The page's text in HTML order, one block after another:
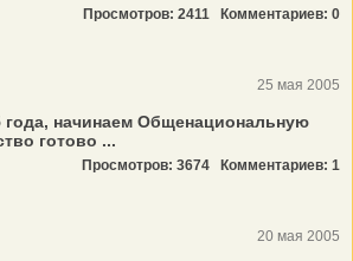
Просмотров: 2411 Комментариев: 0
25 мая 2005
года, начинаем Общенациональную
готово ...
Просмотров: 3674 Комментариев: 1
20 мая 2005